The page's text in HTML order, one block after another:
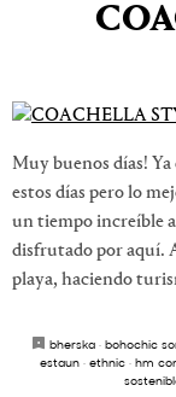
Muy buenos días!
estos días pero lo
un tiempo increíble
disfrutado por aquí.
playa, haciendo
bherska · bohochic
estaun · ethnic · hm